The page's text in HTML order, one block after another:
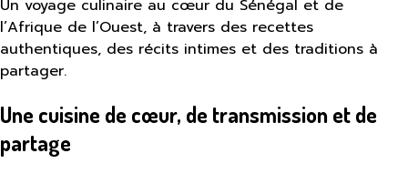
Un voyage culinaire au cœur du Sénégal et de
l’Afrique de l’Ouest, à travers des recettes
authentiques, des récits intimes et des traditions à
partager.
Une cuisine de cœur, de transmission et de
partage